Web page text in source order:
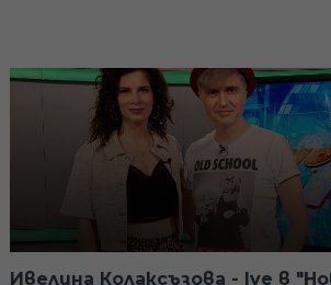
Ивелина Колаксъзова - Ive в